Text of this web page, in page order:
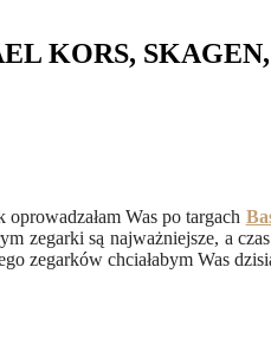
KORS,
Was po targach
zegarki są najważniejsze, a
zegarków chciałabym Was